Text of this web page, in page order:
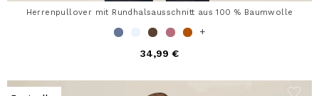
Herrenpullover mit Rundhalsausschnitt aus 100 % Baumwolle
+
34,99 €